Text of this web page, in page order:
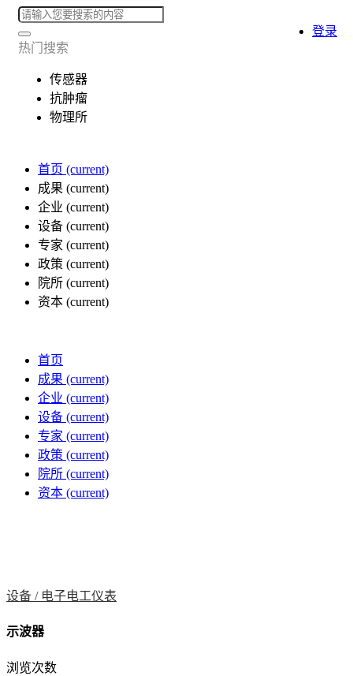
热门搜索
传感器
抗肿瘤
物理所
首页 (current)
成果 (current)
企业 (current)
设备 (current)
专家 (current)
政策 (current)
院所 (current)
资本 (current)
登录
首页
成果 (current)
企业 (current)
设备 (current)
专家 (current)
政策 (current)
院所 (current)
资本 (current)
设备 / 电子电工仪表
示波器
浏览次数